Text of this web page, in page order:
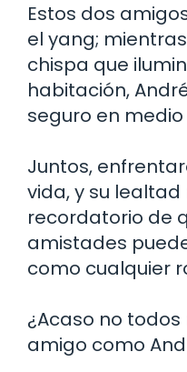
Estos dos
el yang;
chispa que
habitación,
seguro en
Juntos,
vida, y su
recordatorio de
amistades
como cualquier
¿Acaso no
amigo como